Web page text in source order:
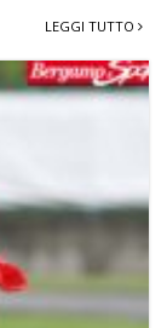
LEGGI TUTTO